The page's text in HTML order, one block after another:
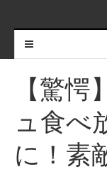
【驚
ュ食べ
に！素